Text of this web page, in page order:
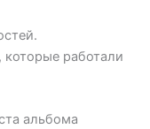
которые работали
альбома